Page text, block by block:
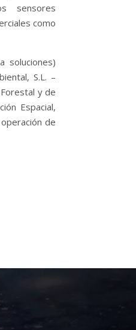
sensores
como
soluciones)
S.L. –
y de
Espacial,
de